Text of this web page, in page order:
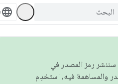
سننشر رمز المصدر في